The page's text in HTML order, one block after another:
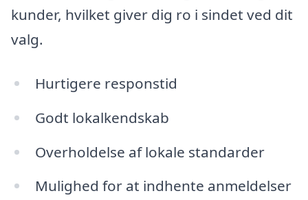
kunder, hvilket giver dig ro i sindet ved dit
valg.
Hurtigere responstid
Godt lokalkendskab
Overholdelse af lokale standarder
Mulighed for at indhente anmeldelser